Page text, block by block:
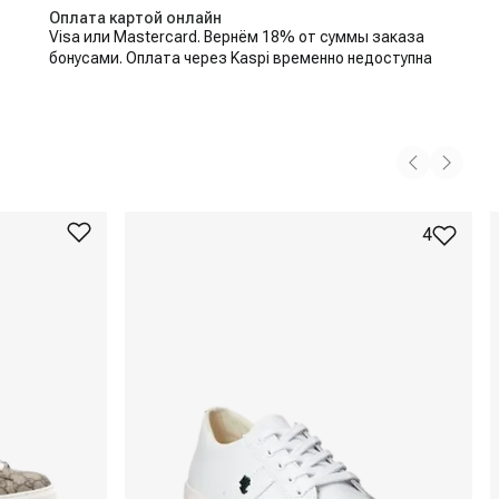
Оплата картой онлайн
Visa или Mastercard. Вернём 18% от суммы заказа
бонусами. Оплата через Kaspi временно недоступна
4